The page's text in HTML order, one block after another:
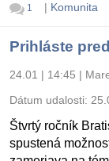
1 | Komunita
Prihláste
24.01 | 14:45 |
Dátum udalosti:
Štvrtý ročník
spustená